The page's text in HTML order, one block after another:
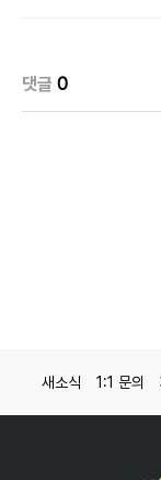
댓글 0
새소식 1:1 문의